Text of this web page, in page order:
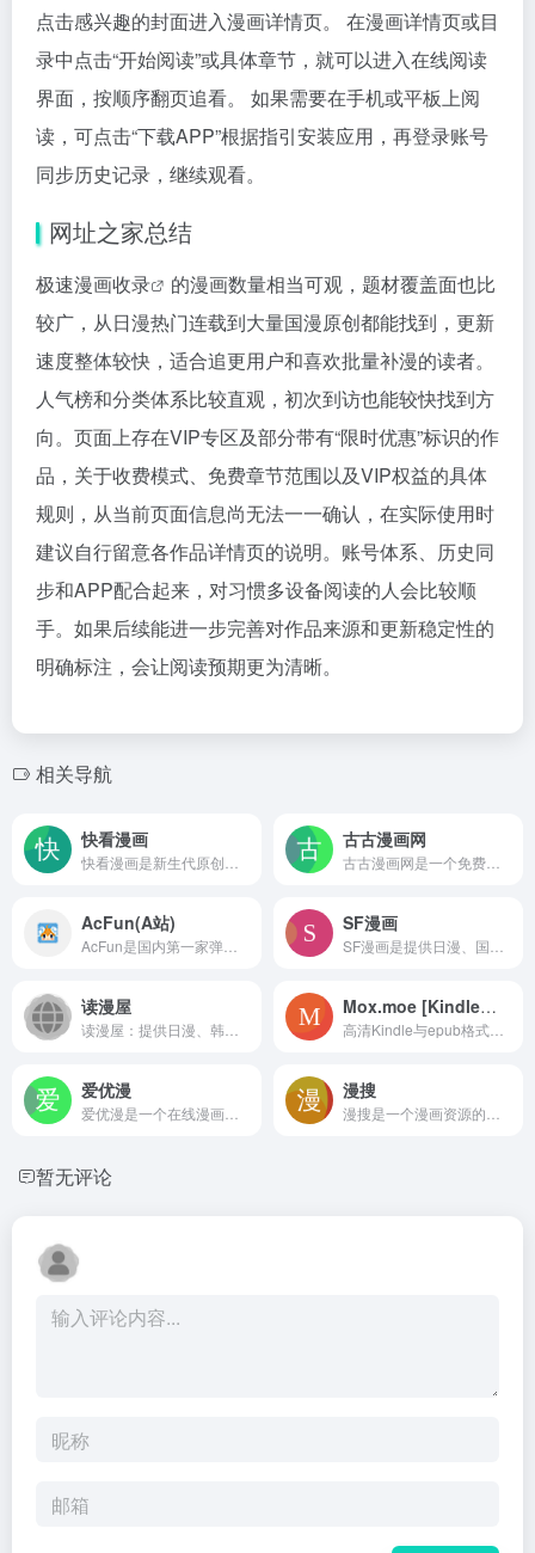
点击感兴趣的封面进入漫画详情页。 在漫画详情页或目
录中点击“开始阅读”或具体章节，就可以进入在线阅读
界面，按顺序翻页追看。 如果需要在手机或平板上阅
读，可点击“下载APP”根据指引安装应用，再登录账号
同步历史记录，继续观看。
网址之家总结
极速漫画收录
的漫画数量相当可观，题材覆盖面也比
较广，从日漫热门连载到大量国漫原创都能找到，更新
速度整体较快，适合追更用户和喜欢批量补漫的读者。
人气榜和分类体系比较直观，初次到访也能较快找到方
向。页面上存在VIP专区及部分带有“限时优惠”标识的作
品，关于收费模式、免费章节范围以及VIP权益的具体
规则，从当前页面信息尚无法一一确认，在实际使用时
建议自行留意各作品详情页的说明。账号体系、历史同
步和APP配合起来，对习惯多设备阅读的人会比较顺
手。如果后续能进一步完善对作品来源和更新稳定性的
明确标注，会让阅读预期更为清晰。
相关导航
快看漫画 古古漫画网
AcFun(A站) SF漫画
读漫屋 Mox.moe [Kindle漫画]
爱优漫 漫搜
暂无评论